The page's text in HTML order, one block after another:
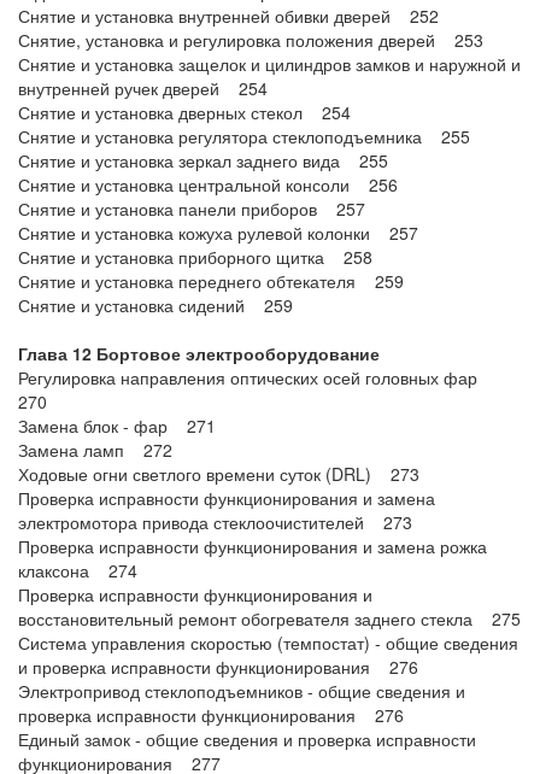
Снятие и установка внутренней обивки дверей 252
Снятие, установка и регулировка положения дверей 253
Снятие и установка защелок и цилиндров замков и наружной и
внутренней ручек дверей 254
Снятие и установка дверных стекол 254
Снятие и установка регулятора стеклоподъемника 255
Снятие и установка зеркал заднего вида 255
Снятие и установка центральной консоли 256
Снятие и установка панели приборов 257
Снятие и установка кожуха рулевой колонки 257
Снятие и установка приборного щитка 258
Снятие и установка переднего обтекателя 259
Снятие и установка сидений 259
Глава 12 Бортовое электрооборудование
Регулировка направления оптических осей головных фар
270
Замена блок - фар 271
Замена ламп 272
Ходовые огни светлого времени суток (DRL) 273
Проверка исправности функционирования и замена
электромотора привода стеклоочистителей 273
Проверка исправности функционирования и замена рожка
клаксона 274
Проверка исправности функционирования и
восстановительный ремонт обогревателя заднего стекла 275
Система управления скоростью (темпостат) - общие сведения
и проверка исправности функционирования 276
Электропривод стеклоподъемников - общие сведения и
проверка исправности функционирования 276
Единый замок - общие сведения и проверка исправности
функционирования 277